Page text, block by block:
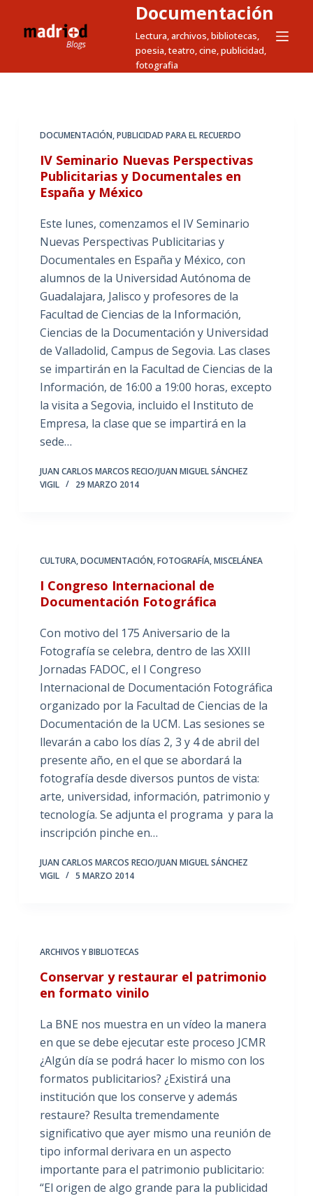
t
Documentación
Lectura, archivos, bibliotecas,
poesia, teatro, cine, publicidad,
fotografia
DOCUMENTACIÓN,PUBLICIDAD PARA EL RECUERDO
IV Seminario Nuevas Perspectivas
Publicitarias y Documentales en
España y México
Este lunes, comenzamos el IV Seminario
Nuevas Perspectivas Publicitarias y
Documentales en España y México, con
alumnos de la Universidad Autónoma de
Guadalajara, Jalisco y profesores de la
Facultad de Ciencias de la Información,
Ciencias de la Documentación y Universidad
de Valladolid, Campus de Segovia. Las clases
se impartirán en la Facultad de Ciencias de la
Información, de 16:00 a 19:00 horas, excepto
la visita a Segovia, incluido el Instituto de
Empresa, la clase que se impartirá en la
sede…
JUAN CARLOS MARCOS RECIO/JUAN MIGUEL SÁNCHEZ
VIGIL
29 MARZO 2014
CULTURA,DOCUMENTACIÓN,FOTOGRAFÍA,MISCELÁNEA
I Congreso Internacional de
Documentación Fotográfica
Con motivo del 175 Aniversario de la
Fotografía se celebra, dentro de las XXIII
Jornadas FADOC, el I Congreso
Internacional de Documentación Fotográfica
organizado por la Facultad de Ciencias de la
Documentación de la UCM. Las sesiones se
llevarán a cabo los días 2, 3 y 4 de abril del
presente año, en el que se abordará la
fotografía desde diversos puntos de vista:
arte, universidad, información, patrimonio y
tecnología. Se adjunta el programa y para la
inscripción pinche en…
JUAN CARLOS MARCOS RECIO/JUAN MIGUEL SÁNCHEZ
VIGIL
5 MARZO 2014
ARCHIVOS Y BIBLIOTECAS
Conservar y restaurar el patrimonio
en formato vinilo
La BNE nos muestra en un vídeo la manera
en que se debe ejecutar este proceso JCMR
¿Algún día se podrá hacer lo mismo con los
formatos publicitarios? ¿Existirá una
institución que los conserve y además
restaure? Resulta tremendamente
significativo que ayer mismo una reunión de
tipo informal derivara en un aspecto
importante para el patrimonio publicitario:
“El origen de algo grande para la publicidad